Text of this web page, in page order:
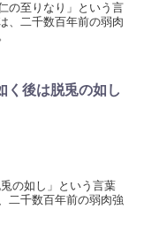
の至りなり」という言
、二千数百年前の弱肉
く後は脱兎の如し
の如し」という言葉
二千数百年前の弱肉強